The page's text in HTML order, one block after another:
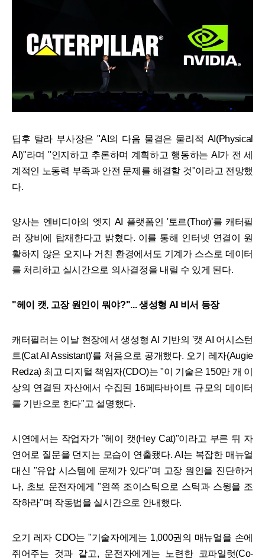
딥후 탈라 부사장은 "AI의 다음 물결은 물리적 AI(Physical
AI)"라며 "인지하고 추론하며 계획하고 행동하는 AI가 전 세
계적인 노동력 부족과 안전 문제를 해결할 것"이라고 전망했
다.
양사는 엔비디아의 엣지 AI 플랫폼인 '토르(Thor)'를 캐터필
러 장비에 탑재한다고 밝혔다. 이를 통해 인터넷 연결이 원
활하지 않은 오지나 거친 환경에서도 기계가 스스로 데이터
를 처리하고 실시간으로 의사결정을 내릴 수 있게 된다.
"헤이 캣, 고장 원인이 뭐야?"... 생성형 AI 비서 등장
캐터필러는 이날 현장에서 생성형 AI 기반의 '캣 AI 어시스턴
트(Cat AI Assistant)'를 처음으로 공개했다. 오기 레자(Augie
Redza) 최고 디지털 책임자(CDO)는 "이 기술은 150만 개 이
상의 연결된 자산에서 수집된 16페타바이트 규모의 데이터
를 기반으로 한다"고 설명했다.
시연에서는 작업자가 "헤이 캣(Hey Cat)"이라고 부른 뒤 자
연어로 질문을 던지는 모습이 연출됐다. AI는 복잡한 매뉴얼
대신 "유압 시스템에 문제가 있다"며 고장 원인을 진단하거
나, 초보 운전자에게 "왼쪽 조이스틱으로 스틱과 스윙을 조
작하라"며 작동법을 실시간으로 안내했다.
오기 레자 CDO는 "기술자에게는 1,000권의 매뉴얼을 손에
쥐어주는 것과 같고, 운전자에게는 노련한 코파일럿(Co-